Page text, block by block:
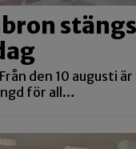
den 10 augusti
för all…